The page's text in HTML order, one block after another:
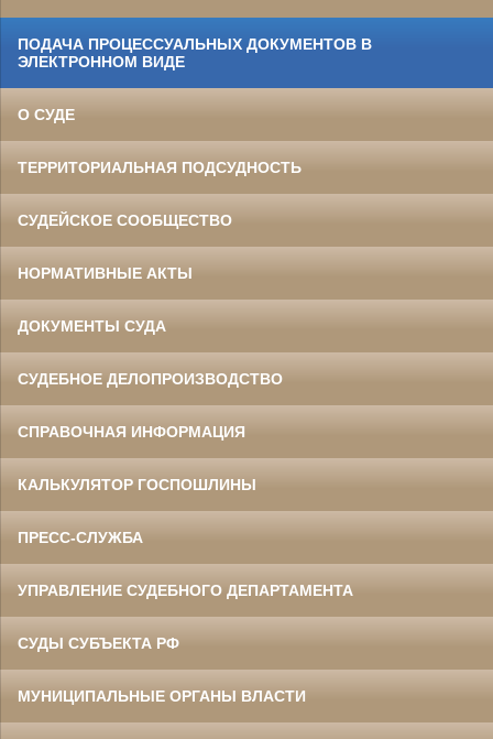
ПОДАЧА ПРОЦЕССУАЛЬНЫХ ДОКУМЕНТОВ В
ЭЛЕКТРОННОМ ВИДЕ
О СУДЕ
ТЕРРИТОРИАЛЬНАЯ ПОДСУДНОСТЬ
СУДЕЙСКОЕ СООБЩЕСТВО
НОРМАТИВНЫЕ АКТЫ
ДОКУМЕНТЫ СУДА
СУДЕБНОЕ ДЕЛОПРОИЗВОДСТВО
СПРАВОЧНАЯ ИНФОРМАЦИЯ
КАЛЬКУЛЯТОР ГОСПОШЛИНЫ
ПРЕСС-СЛУЖБА
УПРАВЛЕНИЕ СУДЕБНОГО ДЕПАРТАМЕНТА
СУДЫ СУБЪЕКТА РФ
МУНИЦИПАЛЬНЫЕ ОРГАНЫ ВЛАСТИ